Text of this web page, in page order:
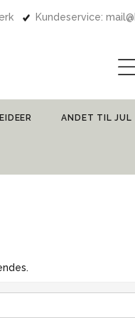
Kundeservice:
ANDET TIL JUL